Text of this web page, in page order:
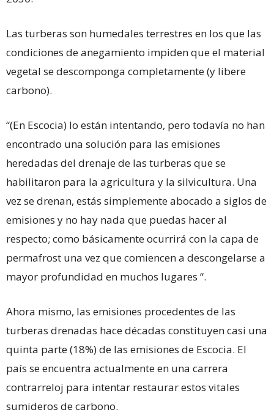
Las turberas son humedales terrestres en los que las
condiciones de anegamiento impiden que el material
vegetal se descomponga completamente (y libere
carbono).
“(En Escocia) lo están intentando, pero todavía no han
encontrado una solución para las emisiones
heredadas del drenaje de las turberas que se
habilitaron para la agricultura y la silvicultura. Una
vez se drenan, estás simplemente abocado a siglos de
emisiones y no hay nada que puedas hacer al
respecto; como básicamente ocurrirá con la capa de
permafrost una vez que comiencen a descongelarse a
mayor profundidad en muchos lugares “.
Ahora mismo, las emisiones procedentes de las
turberas drenadas hace décadas constituyen casi una
quinta parte (18%) de las emisiones de Escocia. El
país se encuentra actualmente en una carrera
contrarreloj para intentar restaurar estos vitales
sumideros de carbono.